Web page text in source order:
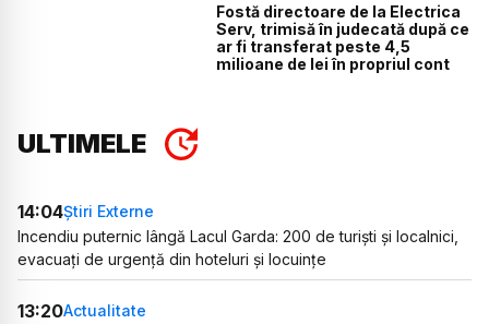
Fostă directoare de la Electrica
Serv, trimisă în judecată după ce
ar fi transferat peste 4,5
milioane de lei în propriul cont
ULTIMELE
14:04Știri Externe
Incendiu puternic lângă Lacul Garda: 200 de turiști și localnici,
evacuați de urgență din hoteluri și locuințe
13:20Actualitate